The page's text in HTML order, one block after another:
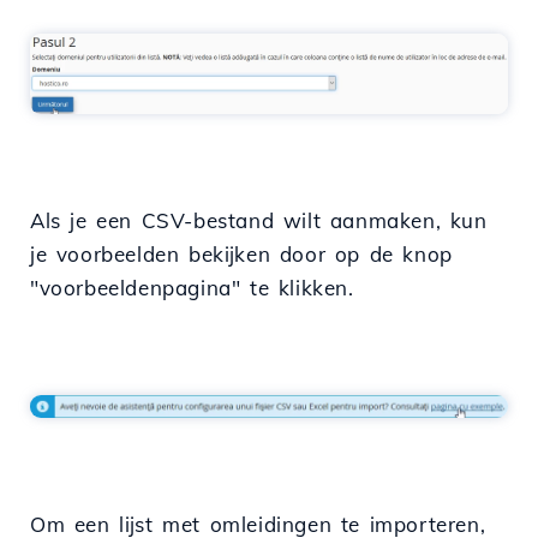
Als je een CSV-bestand wilt aanmaken, kun
je voorbeelden bekijken door op de knop
"voorbeeldenpagina" te klikken.
Om een lijst met omleidingen te importeren,